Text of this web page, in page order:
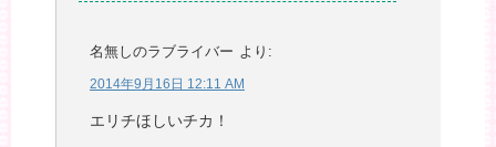
名無しのラブライバー より:
2014年9月16日 12:11 AM
エリチほしいチカ！